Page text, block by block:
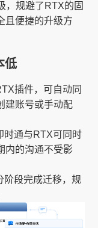
，规避了RTX的固
且便捷的升级方
低
插件，可自动同
建账号或手动配
时通与RTX可同时
内的沟通不受影
阶段完成迁移，规